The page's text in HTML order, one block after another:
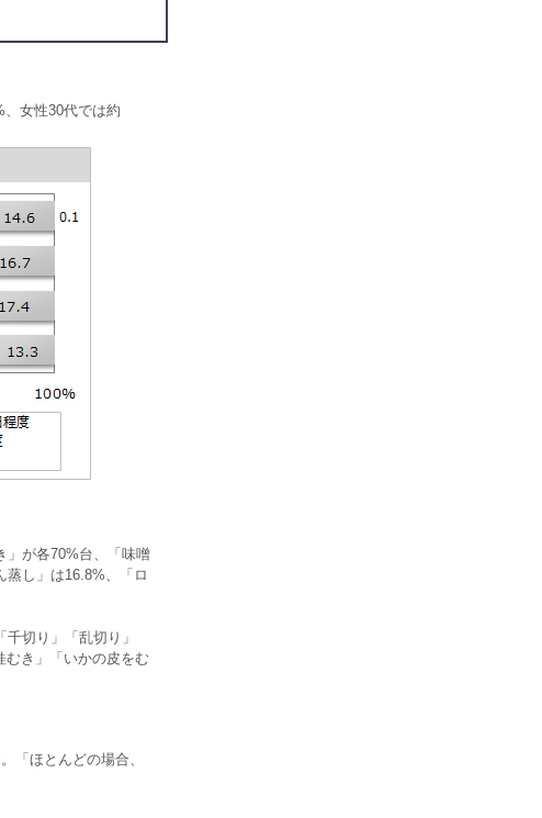
女性30代では約
」が各70%台、「味噌
蒸し」は16.8%、「ロ
切り」「乱切り」
むき」「いかの皮をむ
「ほとんどの場合、